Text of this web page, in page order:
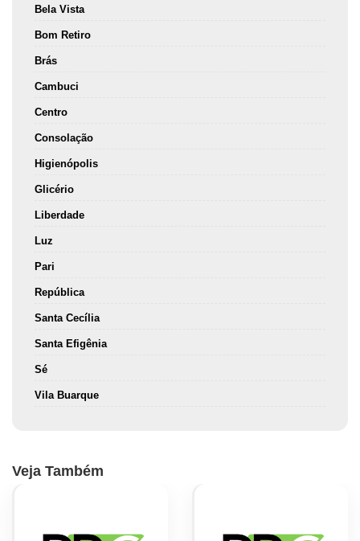
Bela Vista
Bom Retiro
Brás
Cambuci
Centro
Consolação
Higienópolis
Glicério
Liberdade
Luz
Pari
República
Santa Cecília
Santa Efigênia
Sé
Vila Buarque
Veja Também